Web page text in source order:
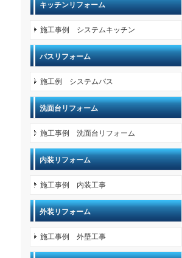
キッチンリフォーム
施工事例 システムキッチン
バスリフォーム
施工例 システムバス
洗面台リフォーム
施工事例 洗面台リフォーム
内装リフォーム
施工事例 内装工事
外装リフォーム
施工事例 外壁工事